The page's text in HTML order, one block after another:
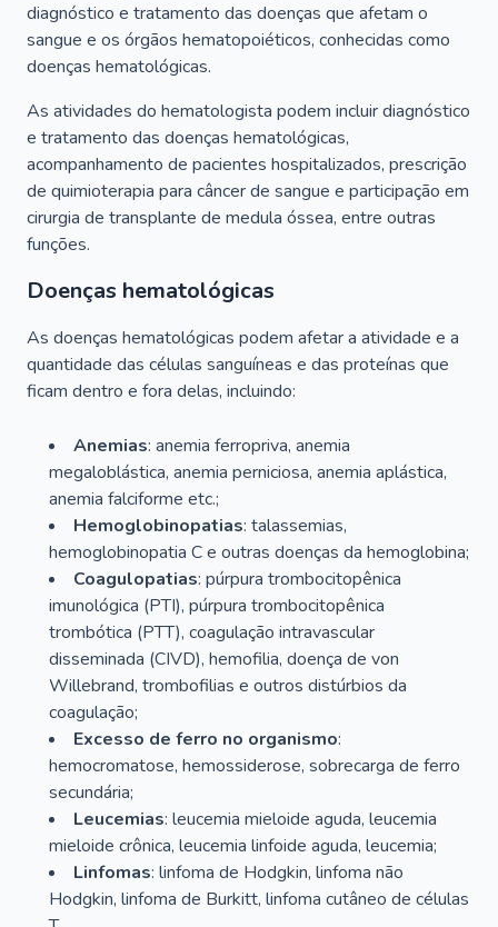
diagnóstico e tratamento das doenças que afetam o
sangue e os órgãos hematopoiéticos, conhecidas como
doenças hematológicas.
As atividades do hematologista podem incluir diagnóstico
e tratamento das doenças hematológicas,
acompanhamento de pacientes hospitalizados, prescrição
de quimioterapia para câncer de sangue e participação em
cirurgia de transplante de medula óssea, entre outras
funções.
Doenças hematológicas
As doenças hematológicas podem afetar a atividade e a
quantidade das células sanguíneas e das proteínas que
ficam dentro e fora delas, incluindo:
Anemias: anemia ferropriva, anemia
megaloblástica, anemia perniciosa, anemia aplástica,
anemia falciforme etc.;
Hemoglobinopatias: talassemias,
hemoglobinopatia C e outras doenças da hemoglobina;
Coagulopatias: púrpura trombocitopênica
imunológica (PTI), púrpura trombocitopênica
trombótica (PTT), coagulação intravascular
disseminada (CIVD), hemofilia, doença de von
Willebrand, trombofilias e outros distúrbios da
coagulação;
Excesso de ferro no organismo:
hemocromatose, hemossiderose, sobrecarga de ferro
secundária;
Leucemias: leucemia mieloide aguda, leucemia
mieloide crônica, leucemia linfoide aguda, leucemia;
Linfomas: linfoma de Hodgkin, linfoma não
Hodgkin, linfoma de Burkitt, linfoma cutâneo de células